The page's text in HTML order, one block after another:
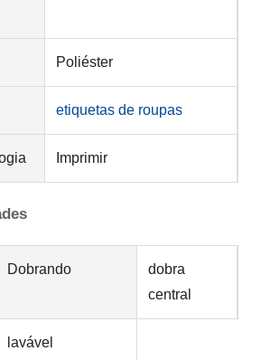
Poliéster
etiquetas de roupas
Imprimir
Dobrando
dobra
central
lavável